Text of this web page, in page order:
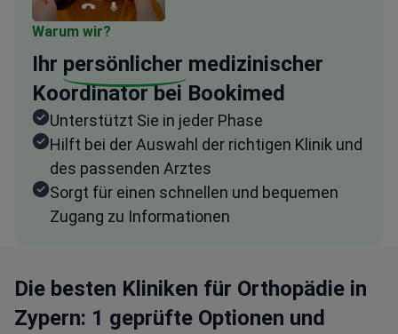
Warum wir?
Ihr persönlicher medizinischer
Koordinator bei Bookimed
Unterstützt Sie in jeder Phase
Hilft bei der Auswahl der richtigen Klinik und
des passenden Arztes
Sorgt für einen schnellen und bequemen
Zugang zu Informationen
Die besten Kliniken für Orthopädie in
Zypern: 1 geprüfte Optionen und